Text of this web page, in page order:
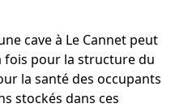
cave à Le Cannet peut
fois pour la structure du
la santé des occupants
stockés dans ces